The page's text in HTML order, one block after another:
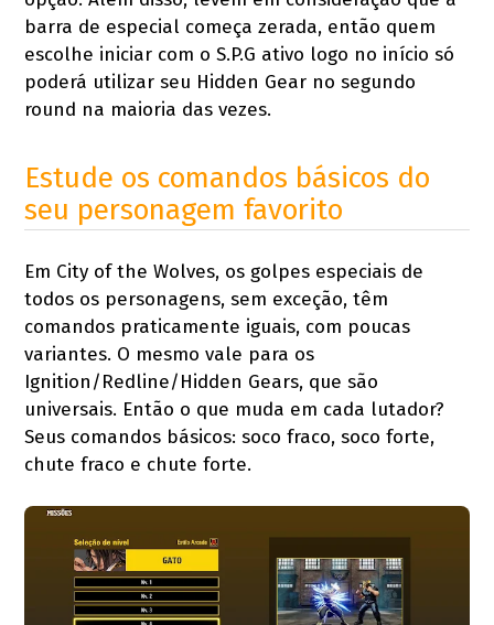
barra de especial começa zerada, então quem
escolhe iniciar com o S.P.G ativo logo no início só
poderá utilizar seu Hidden Gear no segundo
round na maioria das vezes.
Estude os comandos básicos do
seu personagem favorito
Em City of the Wolves, os golpes especiais de
todos os personagens, sem exceção, têm
comandos praticamente iguais, com poucas
variantes. O mesmo vale para os
Ignition/Redline/Hidden Gears, que são
universais. Então o que muda em cada lutador?
Seus comandos básicos: soco fraco, soco forte,
chute fraco e chute forte.